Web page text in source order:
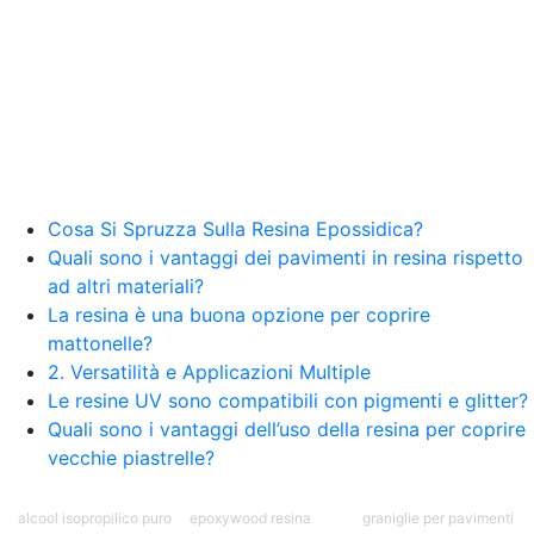
bicomponente plastica Bicomponente
trasparente Pasta bicomponente per metalli
Epossidica bicomponente Bicomponente
epossidico Colle bicomponenti Epossidica
significato Epossidico significato Polietilene telo
Smalto epossidico Colla epossidica legno Colla
epossidica per plastica Collanti epossidici Colla
bicomponente per plastica Cariche per Epossidici
Cariche Epossidiche Adesivo bicomponente
epossidico Colla bicomponente epossidica
Pavimento epossidico Acquista Glitter Epossidico
Mastice epossidico Adesivo epossidico
Cosa Si Spruzza Sulla Resina Epossidica?
Quali sono i vantaggi dei pavimenti in resina rispetto
ad altri materiali?
La resina è una buona opzione per coprire
mattonelle?
2. Versatilità e Applicazioni Multiple
Le resine UV sono compatibili con pigmenti e glitter?
Quali sono i vantaggi dell’uso della resina per coprire
vecchie piastrelle?
alcool isopropilico puro
epoxywood resina
graniglie per pavimenti